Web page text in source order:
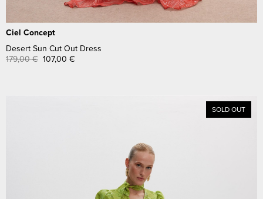
Ciel Concept
Desert Sun Cut Out Dress
179,00€ 107,00 €
SOLD OUT